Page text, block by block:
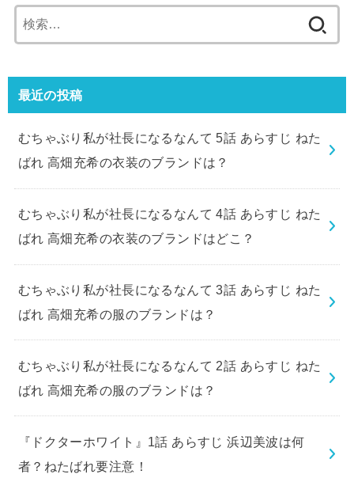
索:
最近の投稿
むちゃぶり私が社長になるなんて 5話 あらすじ ねた
ばれ 高畑充希の衣装のブランドは？
むちゃぶり私が社長になるなんて 4話 あらすじ ねた
ばれ 高畑充希の衣装のブランドはどこ？
むちゃぶり私が社長になるなんて 3話 あらすじ ねた
ばれ 高畑充希の服のブランドは？
むちゃぶり私が社長になるなんて 2話 あらすじ ねた
ばれ 高畑充希の服のブランドは？
『ドクターホワイト』1話 あらすじ 浜辺美波は何
者？ねたばれ要注意！